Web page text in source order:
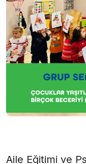
Aile Eğitimi ve